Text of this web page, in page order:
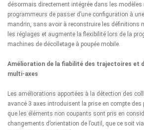
désormais directement intégrée dans les
programmeurs de passer d’une configuration à
mandrin, sans avoir à reconstruire les définitions
les réglages et augmente la flexibilité lors de la
machines de décolletage à poupée mobile.
Amélioration de la fiabilité des trajectoires et
multi-axes
Les améliorations apportées à la détection des
avancé 3 axes introduisent la prise en compte
que les éléments non coupants sont pris en
changements d’orientation de l’outil, que ce soit